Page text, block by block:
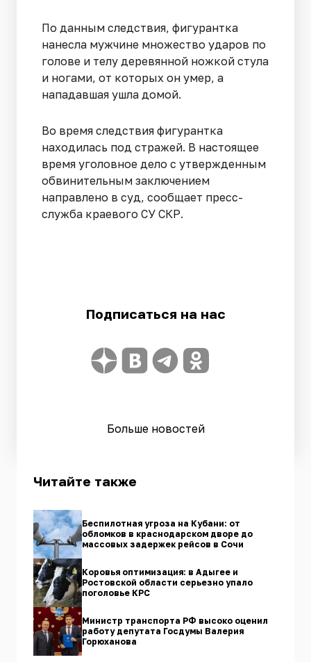
По данным следствия, фигурантка
нанесла мужчине множество ударов по
голове и телу деревянной ножкой стула
и ногами, от которых он умер, а
нападавшая ушла домой.
Во время следствия фигурантка
находилась под стражей. В настоящее
время уголовное дело с утвержденным
обвинительным заключением
направлено в суд, сообщает пресс-
служба краевого СУ СКР.
Подписаться на нас
Больше новостей
Читайте также
Беспилотная угроза на Кубани: от
обломков в краснодарском дворе до
массовых задержек рейсов в Сочи
Коровья оптимизация: в Адыгее и
Ростовской области серьезно упало
поголовье КРС
Министр транспорта РФ высоко оценил
работу депутата Госдумы Валерия
Горюханова